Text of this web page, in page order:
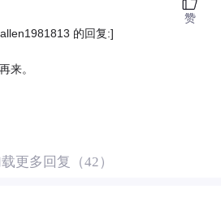
的回复:]
来。
赞
更多回复（42）